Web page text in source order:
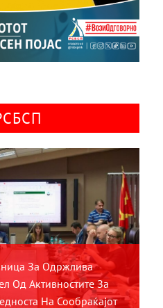
За Одржлива
Од Активностите За
На Сообраќајот